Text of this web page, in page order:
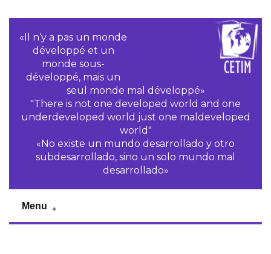
«Il n‘y a pas un monde
développé et un
monde sous-
développé, mais un
seul monde mal développé»
"There is not one developed world and one
underdeveloped world just one maldeveloped
world"
«No existe un mundo desarrollado y otro
subdesarrollado, sino un solo mundo mal
desarrollado»
Menu